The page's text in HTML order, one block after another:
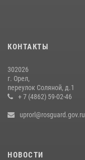
30 июля 2026, 14:27
КОНТАКТЫ
302026
г. Орел,
переулок Соляной, д.1
+ 7 (4862) 59-02-46
uprorl@rosguard.gov.ru
НОВОСТИ